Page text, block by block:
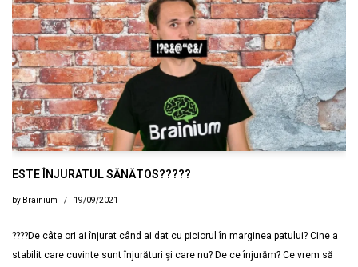
ESTE ÎNJURATUL SĂNĂTOS?????
by Brainium 19/09/2021
????De câte ori ai înjurat când ai dat cu piciorul în marginea patului? Cine a
stabilit care cuvinte sunt înjurături și care nu? De ce înjurăm? Ce vrem să